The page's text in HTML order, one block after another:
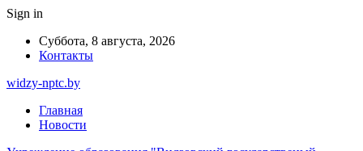
Sign in
Суббота, 8 августа, 2026
Контакты
widzy-nptc.by
Главная
Новости